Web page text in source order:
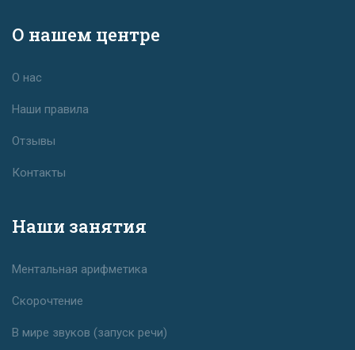
О нашем центре
О нас
Наши правила
Отзывы
Контакты
Наши занятия
Ментальная арифметика
Скорочтение
В мире звуков (запуск речи)